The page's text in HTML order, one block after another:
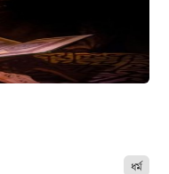
ধর্ম